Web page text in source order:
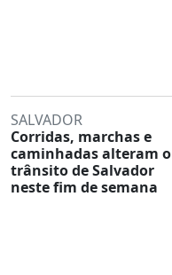
SALVADOR
Corridas, marchas e
caminhadas alteram o
trânsito de Salvador
neste fim de semana